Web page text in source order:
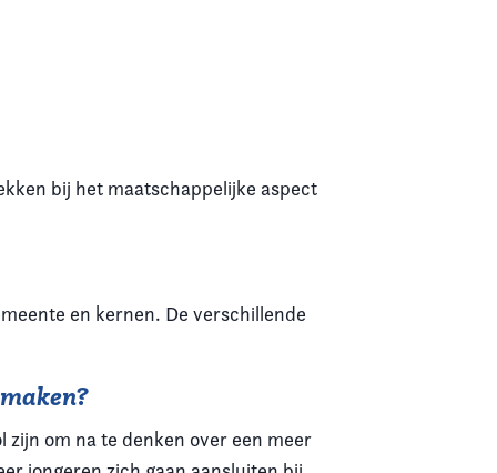
bij het maatschappelijke aspect
en kernen. De verschillende
om na te denken over een meer